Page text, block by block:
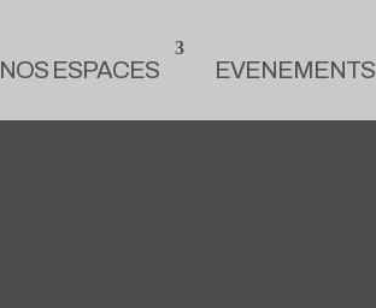
NOS ESPACES EVENEMENTS